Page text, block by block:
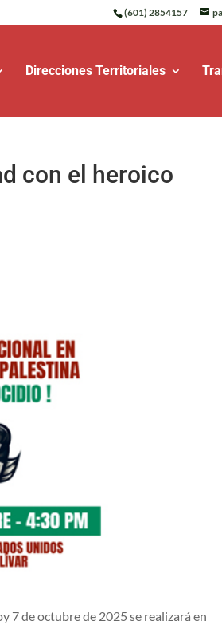
(601) 2854157
Direcciones Territoriales
con el heroico
7 de octubre de 2025 se realizará en